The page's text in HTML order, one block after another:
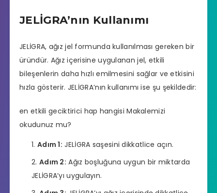
JELİGRA’nın Kullanımı
JELİGRA, ağız jel formunda kullanılması gereken bir
üründür. Ağız içerisine uygulanan jel, etkili
bileşenlerin daha hızlı emilmesini sağlar ve etkisini
hızla gösterir. JELİGRA’nın kullanımı ise şu şekildedir:
en etkili geciktirici hap hangisi Makalemizi
okudunuz mu?
Adım 1: JELİGRA saşesini dikkatlice açın.
Adım 2: Ağız boşluğuna uygun bir miktarda
JELİGRA’yı uygulayın.